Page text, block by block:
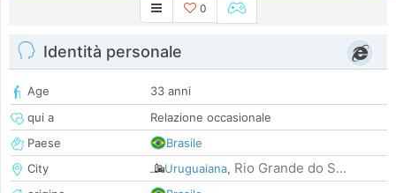
0
Identità personale
Age
33 anni
qui a
Relazione occasionale
Paese
Brasile
City
Uruguaiana, Rio Grande do S...